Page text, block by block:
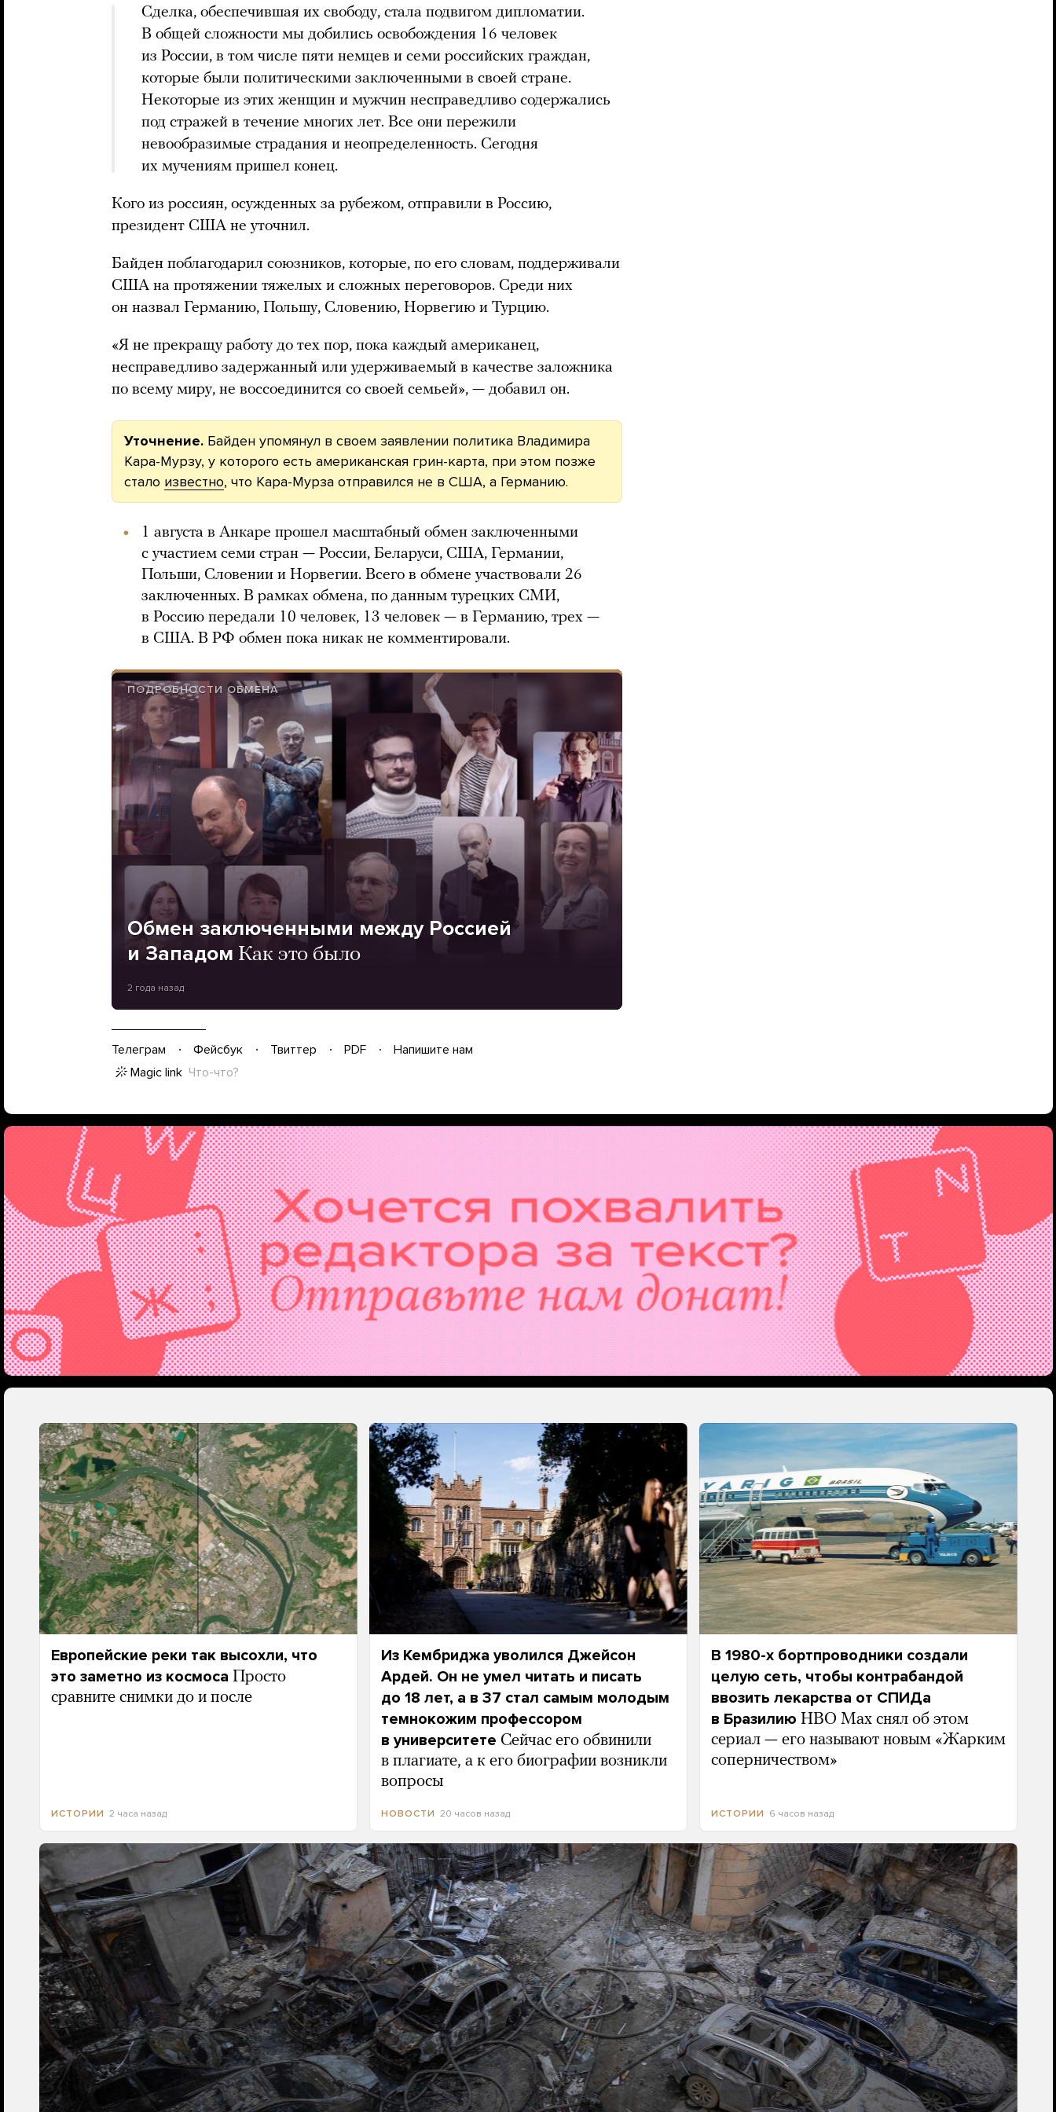
Сделка, обеспечившая их свободу, стала подвигом дипломатии.
В общей сложности мы добились освобождения 16 человек
из России, в том числе пяти немцев и семи российских граждан,
которые были политическими заключенными в своей стране.
Некоторые из этих женщин и мужчин несправедливо содержались
под стражей в течение многих лет. Все они пережили
невообразимые страдания и неопределенность. Сегодня
их мучениям пришел конец.
Кого из россиян, осужденных за рубежом, отправили в Россию,
президент США не уточнил.
Байден поблагодарил союзников, которые, по его словам, поддерживали
США на протяжении тяжелых и сложных переговоров. Среди них
он назвал Германию, Польшу, Словению, Норвегию и Турцию.
«Я не прекращу работу до тех пор, пока каждый американец,
несправедливо задержанный или удерживаемый в качестве заложника
по всему миру, не воссоединится со своей семьей», — добавил он.
Уточнение. Байден упомянул в своем заявлении политика Владимира
Кара-Мурзу, у которого есть американская грин-карта, при этом позже
стало известно, что Кара-Мурза отправился не в США, а Германию.
1 августа в Анкаре прошел масштабный обмен заключенными
с участием семи стран — России, Беларуси, США, Германии,
Польши, Словении и Норвегии. Всего в обмене участвовали 26
заключенных. В рамках обмена, по данным турецких СМИ,
в Россию передали 10 человек, 13 человек — в Германию, трех —
в США. В РФ обмен пока никак не комментировали.
ПОДРОБНОСТИ ОБМЕНА
Обмен заключенными между Россией
и Западом Как это было
2 года назад
Телеграм Фейсбук Твиттер PDF
Напишите нам
Magic link Что-что?
Европейские реки так высохли, что
это заметно из космоса Просто
сравните снимки до и после
ИСТОРИИ 2 часа назад
Из Кембриджа уволился Джейсон
Ардей. Он не умел читать и писать
до 18 лет, а в 37 стал самым молодым
темнокожим профессором
в университете Сейчас его обвинили
в плагиате, а к его биографии возникли
вопросы
НОВОСТИ 20 часов назад
В 1980-х бортпроводники создали
целую сеть, чтобы контрабандой
ввозить лекарства от СПИДа
в Бразилию HBO Max снял об этом
сериал — его называют новым «Жарким
соперничеством»
ИСТОРИИ 6 часов назад